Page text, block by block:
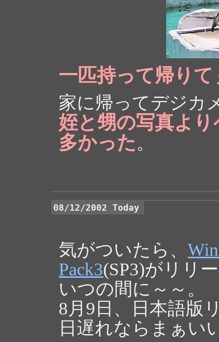
一匹持って帰りて
家に帰ってデジカ
姪と甥の写真よ
多かった。
08/12/2002 Today
気がついたら、
Pack3(SP3)がリリ
いつの間に～～。
8月9日、日本語版
日遅れならまぁい